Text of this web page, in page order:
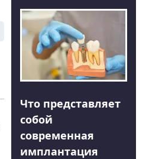
Что представляет
собой
современная
имплантация